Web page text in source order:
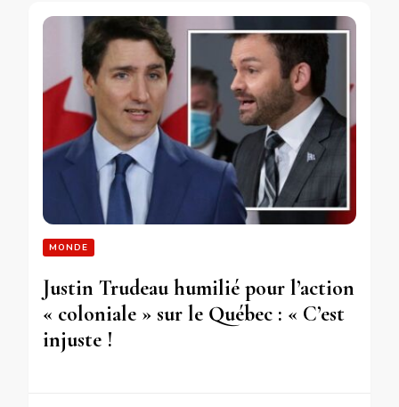
MONDE
Justin Trudeau humilié pour l’action
« coloniale » sur le Québec : « C’est
injuste !